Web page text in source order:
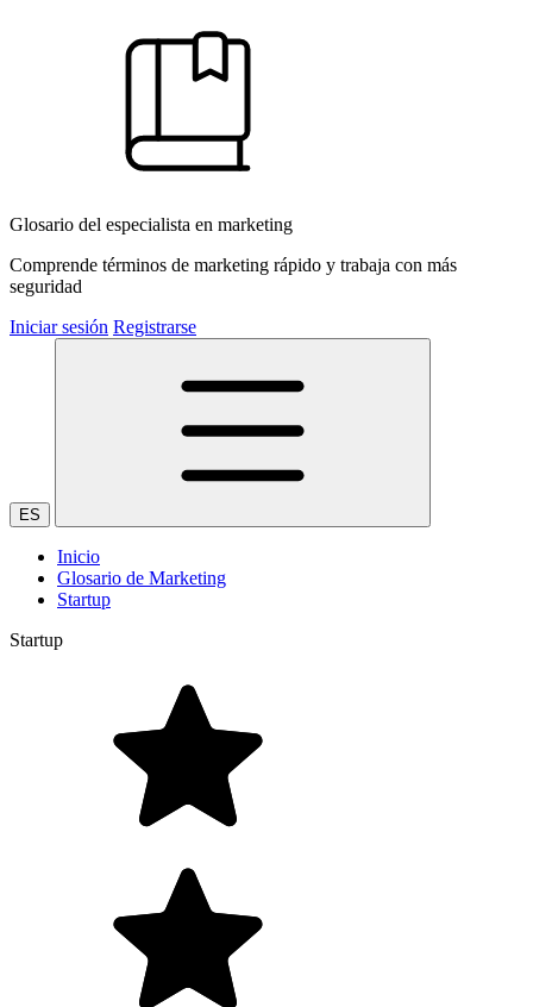
Glosario del especialista en marketing
Comprende términos de marketing rápido y trabaja con más
seguridad
Iniciar sesión Registrarse
ES
Inicio
Glosario de Marketing
Startup
Startup